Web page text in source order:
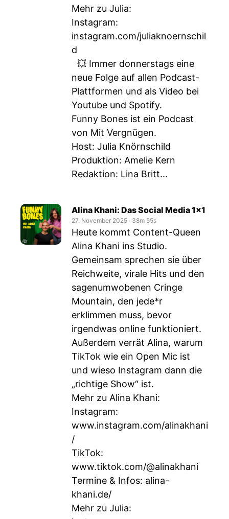
Mehr zu Julia:
Instagram:
instagram.com/juliaknoernschil
d
💥 Immer donnerstags eine
neue Folge auf allen Podcast-
Plattformen und als Video bei
Youtube und Spotify.
Funny Bones ist ein Podcast
von Mit Vergnügen.
Host: Julia Knörnschild
Produktion: Amelie Kern
Redaktion: Lina Britt...
Alina Khani: Das Social Media 1x1
27. November 2025 ‧ 38m 55s
Heute kommt Content-Queen
Alina Khani ins Studio.
Gemeinsam sprechen sie über
Reichweite, virale Hits und den
sagenumwobenen Cringe
Mountain, den jede*r
erklimmen muss, bevor
irgendwas online funktioniert.
Außerdem verrät Alina, warum
TikTok wie ein Open Mic ist
und wieso Instagram dann die
„richtige Show“ ist.
Mehr zu Alina Khani:
Instagram:
www.instagram.com/alinakhani
/
TikTok:
www.tiktok.com/@alinakhani
Termine & Infos: alina-
khani.de/
Mehr zu Julia: